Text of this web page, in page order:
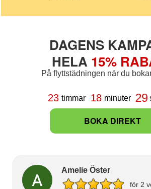
DAGENS
HELA 15%
På flyttstädningen när du
23 timmar 18 minuter 29
BOKA DIREKT
Amelie Öster
för 2